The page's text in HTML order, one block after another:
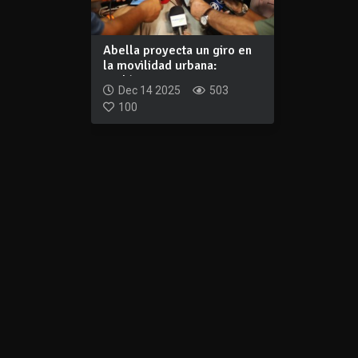
Abella proyecta un giro en
la movilidad urbana:
evalúan rest...
Dec 14 2025
503
100